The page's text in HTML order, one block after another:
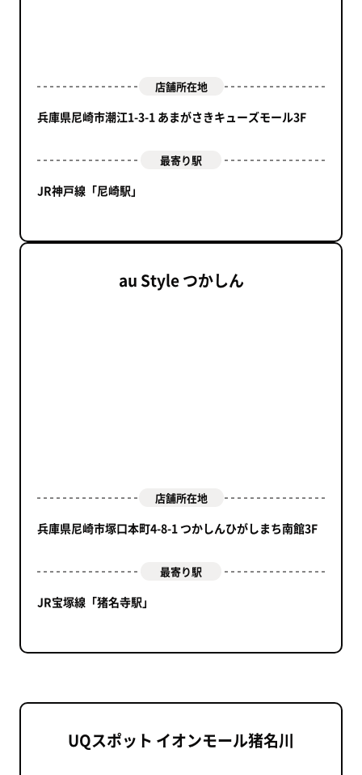
店舗所在地
兵庫県尼崎市潮江1-3-1 あまがさきキューズモール3F
最寄り駅
JR神戸線「尼崎駅」
au Style つかしん
店舗所在地
兵庫県尼崎市塚口本町4-8-1 つかしんひがしまち南館3F
最寄り駅
JR宝塚線「猪名寺駅」
UQスポット イオンモール猪名川